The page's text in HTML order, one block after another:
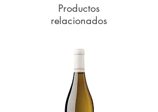
Productos
relacionados